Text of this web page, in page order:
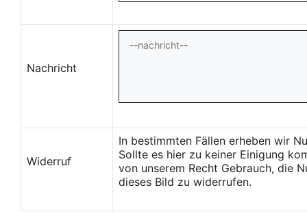
Nachricht
Widerruf
In bestimmten Fällen erheben wir
Sollte es hier zu keiner Einigung
von unserem Recht Gebrauch, die
dieses Bild zu widerrufen.